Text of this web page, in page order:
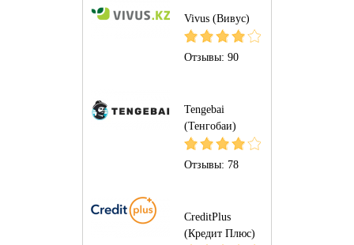
Vivus (Вивус)
Отзывы: 90
Tengebai
(Тенгобаи)
Отзывы: 78
CreditPlus
(Кредит Плюс)